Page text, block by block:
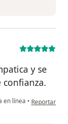
y se
en línea • en opinión
Reportar